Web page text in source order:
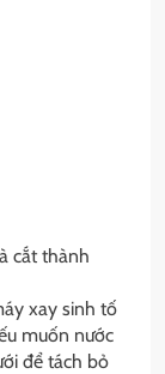
cắt thành
xay sinh tố
muốn nước
để tách bỏ